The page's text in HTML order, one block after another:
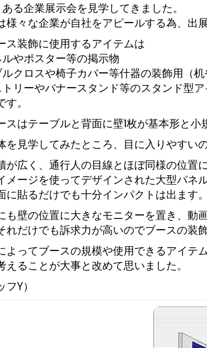
ある企業展示会を見学してきました。
様々な企業が自社をアピールする為、出
ス装飾に使用するアイテムは
やポスター等の掲示物
クロスや椅子カバー等什器の装飾用（机
トリーやバナースタンド等のスタンド型
。
スはテーブルと背面に壁1枚が基本形と小
を見学してみたところ、目に入りやすい
が広く、通行人の目線とほぼ同様の位置
メージを使ってデザインされた大型パネ
に貼るだけでも十分インパクトは出ます。
も壁の位置に大きなモニターを置き、動
れだけでも訴求力が高いのでブースの装
よってブースの規模や使用できるアイテ
えることが大事と改めて思いました。
フY）